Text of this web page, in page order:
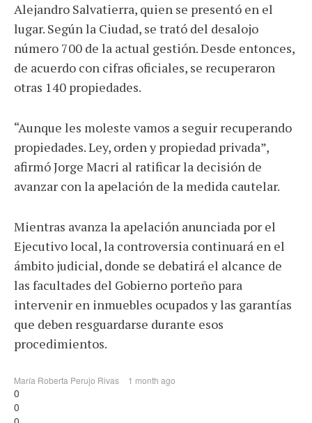
Alejandro Salvatierra, quien se presentó en el
lugar. Según la Ciudad, se trató del desalojo
número 700 de la actual gestión. Desde entonces,
de acuerdo con cifras oficiales, se recuperaron
otras 140 propiedades.
“Aunque les moleste vamos a seguir recuperando
propiedades. Ley, orden y propiedad privada”,
afirmó Jorge Macri al ratificar la decisión de
avanzar con la apelación de la medida cautelar.
Mientras avanza la apelación anunciada por el
Ejecutivo local, la controversia continuará en el
ámbito judicial, donde se debatirá el alcance de
las facultades del Gobierno porteño para
intervenir en inmuebles ocupados y las garantías
que deben resguardarse durante esos
procedimientos.
María Roberta Perujo Rivas 1 month ago
0
0